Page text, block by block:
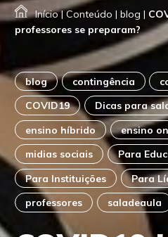
Início|Conteúdo | blog |
professores se preparam?
blog contingência
COVID19
Dicas para
ensino híbrido
ensino
midias sociais
Para
Para Instituições
Para
professores
saladeaula